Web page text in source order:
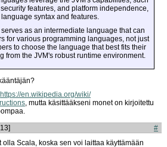
features, and platform independence,
syntax and features.
as an intermediate language that can
for various programming languages, not just
to choose the language that best fits their
from the JVM's robust runtime environment.
https://en.wikipedia.org/wiki/
, mutta käsittääkseni monet on kirjoitettu
#
Scala, koska sen voi laittaa käyttämään